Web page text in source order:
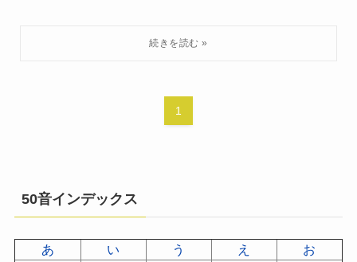
1
50音インデックス
あ い う え
お